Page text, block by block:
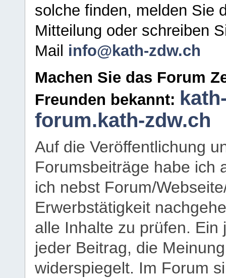
solche finden, melden Sie
Mitteilung oder schreiben
Mail info@kath-zdw.ch
Machen Sie das Forum
Freunden bekannt:
forum.kath-zdw.ch
Auf die Veröffentlichung
Forumsbeiträge habe ich
ich nebst Forum/
Erwerbstätigkeit
alle Inhalte zu prüfen.
jeder Beitrag, die
widerspiegelt. Im Forum